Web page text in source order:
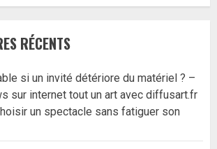
RÉCENTS
si un invité détériore du matériel ? –
sur internet tout un art avec diffusart.fr
un spectacle sans fatiguer son